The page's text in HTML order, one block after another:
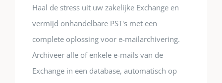
Haal de stress uit uw zakelijke Exchange en
vermijd onhandelbare PST's met een
complete oplossing voor e-mailarchivering.
Archiveer alle of enkele e-mails van de
Exchange in een database, automatisch op